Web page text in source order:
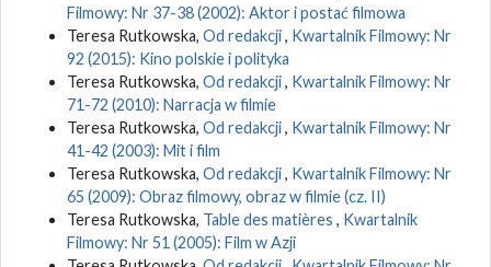
Filmowy: Nr 37-38 (2002): Aktor i postać filmowa
Teresa Rutkowska, Od redakcji, Kwartalnik Filmowy: Nr
92 (2015): Kino polskie i polityka
Teresa Rutkowska, Od redakcji, Kwartalnik Filmowy: Nr
71-72 (2010): Narracja w filmie
Teresa Rutkowska, Od redakcji, Kwartalnik Filmowy: Nr
41-42 (2003): Mit i film
Teresa Rutkowska, Od redakcji, Kwartalnik Filmowy: Nr
65 (2009): Obraz filmowy, obraz w filmie (cz. II)
Teresa Rutkowska, Table des matières , Kwartalnik
Filmowy: Nr 51 (2005): Film w Azji